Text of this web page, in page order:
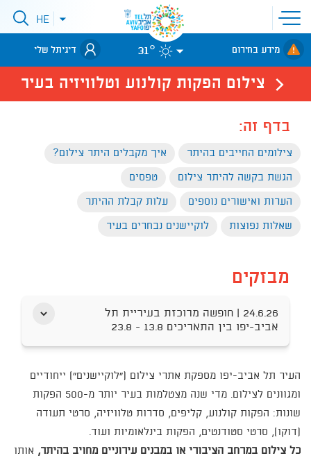
פתיחת
תפריט
אתר
לאתר עיריית
תל-אביב
פתיחתHE
מידע בחירום 31° דיגיתל שלי
צילום הפקות קולנוע וטלוויזיה בעיר
בדף זה:
צילומים החייבים בהיתר
איך מקבלים היתר צילום?
הגשת בקשה להיתר צילום
טפסים
הערות ואישורים נוספים
עלות קבלת ההיתר
שאלות נפוצות
לוקיישנים נבחרים בעיר
מבזקים
24.6.26 |
חופשה מרוכזת בעיריית תל
אביב-יפו בין התאריכים 13.8 - 23.8
בעיריית
תל
בין
העיר תל אביב-יפו מספקת אתרי צילום ("לוקיישנים") ייחודיים
ומגוונים לצילום.
מדי שנה מצטלמות בעיר יותר מ-500 הפקות
שונות: הפקות קולנוע, קליפים, סדרות טלוויזיה, סרטי תעודה
(דוקו), סרטי סטודנטים, הפקות בינלאומיות ועוד.
כל צילום במרחב הציבורי או במבנים עירוניים מחויב בהיתר, אותו